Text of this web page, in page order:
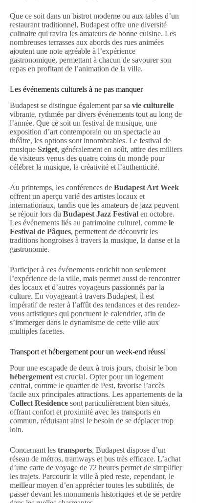
Que ce soit dans un bistrot moderne ou aux tables d’un
restaurant traditionnel, Budapest offre une diversité
culinaire qui ravira les amateurs de bonne cuisine. Les
nombreuses terrasses aux abords des rues animées
ajoutent une note agréable à l’expérience
gastronomique, permettant à chacun de savourer son
repas en profitant de l’animation de la ville.
Les événements culturels à ne pas manquer
Budapest se distingue également par sa vie culturelle
vibrante, rythmée par divers événements tout au long de
l’année. Que ce soit un festival de musique, une
exposition d’art contemporain ou un spectacle au
théâtre, les options sont innombrables. Le festival de
musique Sziget, généralement en août, attire des milliers
de visiteurs venus des quatre coins du monde pour
célébrer la musique, la créativité et l’authenticité.
Au printemps, les conférences de Budapest Art Week
offrent un aperçu varié des artistes locaux et
internationaux, tandis que les amateurs de jazz peuvent
se réjouir lors du Budapest Jazz Festival en octobre.
Les événements liés au patrimoine culturel, comme le
Festival de Pâques, permettent de découvrir les
traditions hongroises à travers la musique, la danse et la
gastronomie.
Participer à ces événements enrichit non seulement
l’expérience de la ville, mais permet aussi de rencontrer
des locaux et d’autres voyageurs passionnés par la
culture. En voyageant à travers Budapest, il est
impératif de rester à l’affût des tendances et des rendez-
vous artistiques qui ponctuent le calendrier, afin de
s’immerger dans le dynamisme de cette ville aux
multiples facettes.
Transport et hébergement pour un week-end réussi
Pour une escapade de deux à trois jours, choisir le bon
hébergement est crucial. Opter pour un logement
central, comme le quartier de Pest, favorise l’accès
facile aux principales attractions. Les appartements de la
Collect Residence sont particulièrement bien situés,
offrant confort et proximité avec les transports en
commun, réduisant ainsi le besoin de se déplacer trop
loin.
Concernant les transports, Budapest dispose d’un
réseau de métros, tramways et bus très efficace. L’achat
d’une carte de voyage de 72 heures permet de simplifier
les trajets. Parcourir la ville à pied reste, cependant, le
meilleur moyen d’en apprécier toutes les subtilités, de
passer devant les monuments historiques et de se perdre